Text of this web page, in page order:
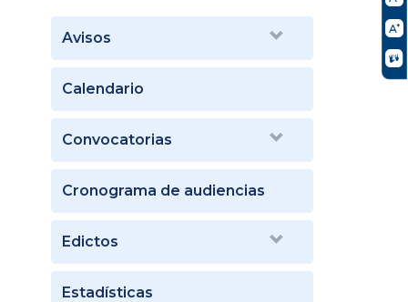
Avisos
Calendario
Convocatorias
Cronograma de audiencias
Edictos
Estadísticas